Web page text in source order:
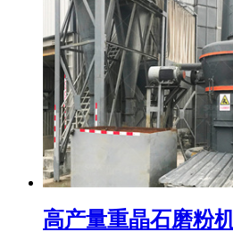
高产量重晶石磨粉